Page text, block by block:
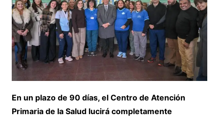
En un plazo de 90 días, el Centro de Atención
Primaria de la Salud lucirá completamente